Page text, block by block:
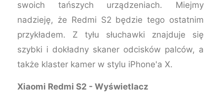
swoich tańszych urządzeniach. Miejmy
nadzieję, że Redmi S2 będzie tego ostatnim
przykładem. Z tyłu słuchawki znajduje się
szybki i dokładny skaner odcisków palców, a
także klaster kamer w stylu iPhone'a X.
Xiaomi Redmi S2 - Wyświetlacz